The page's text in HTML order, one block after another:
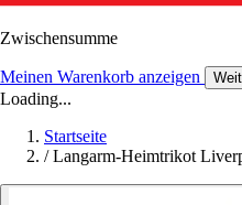
Zwischensumme
Meinen Warenkorb anzeigen
Loading...
Startseite
/ Langarm-Heimtrikot